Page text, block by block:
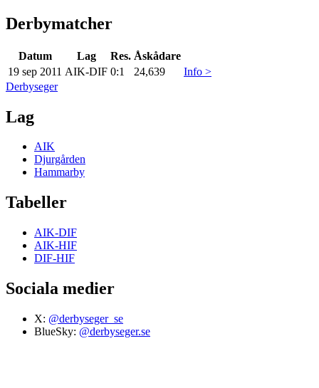
Derbymatcher
Datum Lag Res. Åskådare
19 sep 2011 AIK-DIF 0:1 24,639
Info >
Derbyseger
Lag
AIK
Djurgården
Hammarby
Tabeller
AIK-DIF
AIK-HIF
DIF-HIF
Sociala medier
X: @derbyseger_se
BlueSky: @derbyseger.se